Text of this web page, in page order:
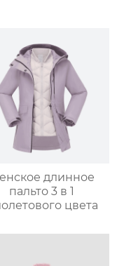
длинное
пальто 3 в 1
цвета